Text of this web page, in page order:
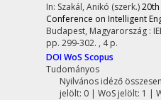
In: Szakál, Anikó (szerk.)20th
Conference on Intelligent
Budapest, Magyarország :
pp. 299-302. , 4 p.
DOIWoS Scopus
Tudományos
Nyilvános idéző
jelölt: 0 | WoS jelölt: 1 |